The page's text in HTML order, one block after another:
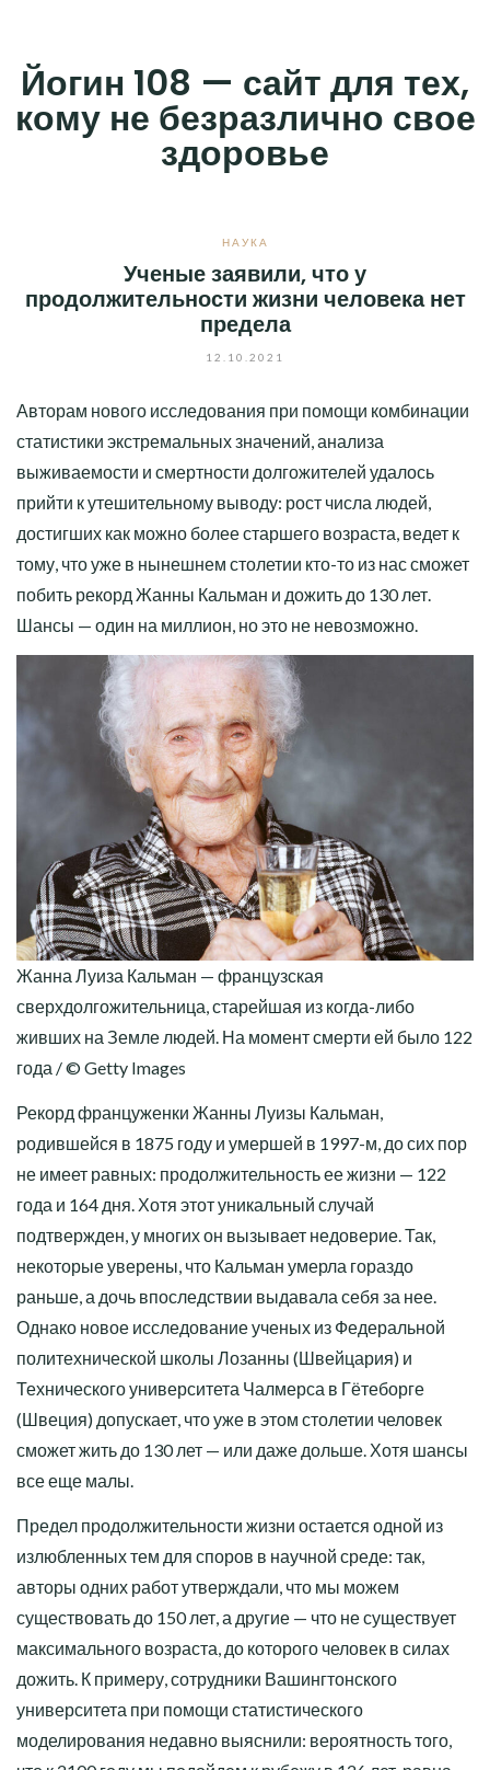
content
Йогин 108 — сайт для тех,
кому не безразлично свое
здоровье
НАУКА
Ученые заявили, что у
продолжительности жизни человека нет
предела
12.10.2021
Авторам нового исследования при помощи комбинации
статистики экстремальных значений, анализа
выживаемости и смертности долгожителей удалось
прийти к утешительному выводу: рост числа людей,
достигших как можно более старшего возраста, ведет к
тому, что уже в нынешнем столетии кто-то из нас сможет
побить рекорд Жанны Кальман и дожить до 130 лет.
Шансы — один на миллион, но это не невозможно.
Жанна Луиза Кальман — французская
сверхдолгожительница, старейшая из когда-либо
живших на Земле людей. На момент смерти ей было 122
года / © Getty Images
Рекорд француженки Жанны Луизы Кальман,
родившейся в 1875 году и умершей в 1997-м, до сих пор
не имеет равных: продолжительность ее жизни — 122
года и 164 дня. Хотя этот уникальный случай
подтвержден, у многих он вызывает недоверие. Так,
некоторые уверены, что Кальман умерла гораздо
раньше, а дочь впоследствии выдавала себя за нее.
Однако новое исследование ученых из Федеральной
политехнической школы Лозанны (Швейцария) и
Технического университета Чалмерса в Гётеборге
(Швеция) допускает, что уже в этом столетии человек
сможет жить до 130 лет — или даже дольше. Хотя шансы
все еще малы.
Предел продолжительности жизни остается одной из
излюбленных тем для споров в научной среде: так,
авторы одних работ утверждали, что мы можем
существовать до 150 лет, а другие — что не существует
максимального возраста, до которого человек в силах
дожить. К примеру, сотрудники Вашингтонского
университета при помощи статистического
моделирования недавно выяснили: вероятность того,